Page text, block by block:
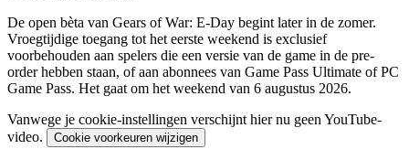
De open bèta van Gears of War: E-Day begint later in de zomer.
Vroegtijdige toegang tot het eerste weekend is exclusief
voorbehouden aan spelers die een versie van de game in de pre-
order hebben staan, of aan abonnees van Game Pass Ultimate of PC
Game Pass. Het gaat om het weekend van 6 augustus 2026.
Vanwege je cookie-instellingen verschijnt hier nu geen YouTube-
video.
Cookie voorkeuren wijzigen